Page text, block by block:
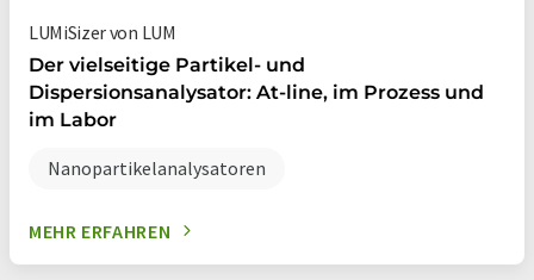
LUMiSizer von LUM
Der vielseitige Partikel- und
Dispersionsanalysator: At-line, im Prozess und
im Labor
Nanopartikelanalysatoren
MEHR ERFAHREN